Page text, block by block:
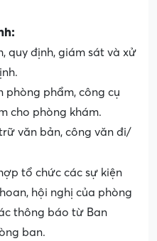
quy định, giám sát và xử
phòng phẩm, công cụ
cho phòng khám.
văn bản, công văn đi/
tổ chức các sự kiện
hội nghị của phòng
thông báo từ Ban
ban.